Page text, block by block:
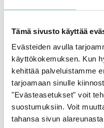
Tämä sivusto käyttää
Evästeiden avulla
käyttökokemuksen. Kun
kehittää palveluistamme
tarjoamaan sinulle
"Evästeasetukset" voit
suostumuksiin. Voit
tahansa sivun
VALITSE